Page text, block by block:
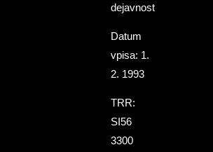
dejavnost
Datum
vpisa: 1.
2. 1993
TRR:
SI56
3300